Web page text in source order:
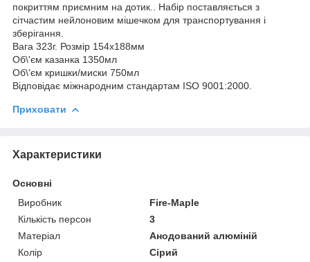
покриттям приємним на дотик.. Набір поставляється з
сітчастим нейлоновим мішечком для транспортування і
зберігання.
Вага 323г. Розмір 154х188мм
Об\'єм казанка 1350мл
Об\'єм кришки/миски 750мл
Відповідає міжнародним стандартам ISO 9001:2000.
Приховати
Характеристики
Основні
Виробник
Fire-Maple
Кількість персон
3
Матеріал
Анодований алюміній
Колір
Сірий